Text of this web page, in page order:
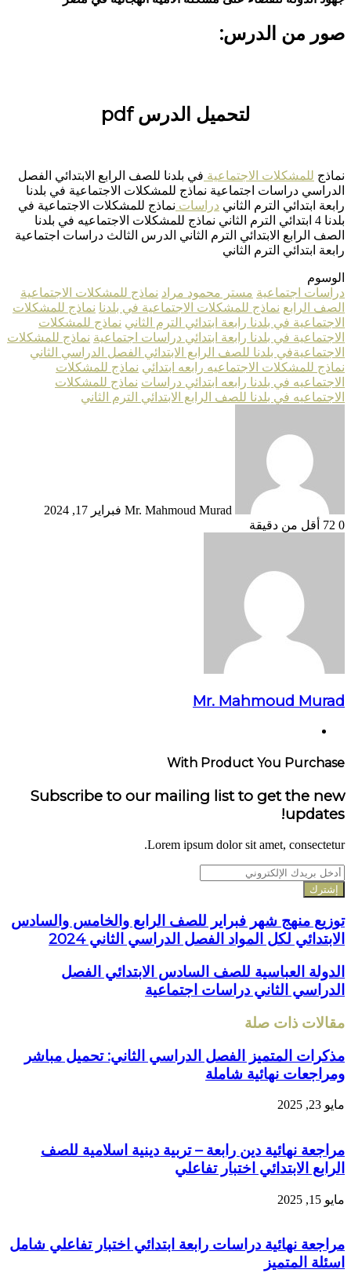
صور من الدرس:
لتحميل الدرس pdf
نماذج للمشكلات الاجتماعية في بلدنا للصف الرابع الابتدائي الفصل
الدراسي دراسات اجتماعية نماذج للمشكلات الاجتماعية في بلدنا
رابعة ابتدائي الترم الثاني دراسات نماذج للمشكلات الاجتماعية في
بلدنا 4 ابتدائي الترم الثاني نماذج للمشكلات الاجتماعيه في بلدنا
الصف الرابع الابتدائي الترم الثاني الدرس الثالث دراسات اجتماعية
رابعة ابتدائي الترم الثاني
الوسوم
دراسات اجتماعية مستر محمود مراد نماذج للمشكلات الاجتماعية
الصف الرابع نماذج للمشكلات الاجتماعية في بلدنا نماذج للمشكلات
الاجتماعية في بلدنا رابعة ابتدائي الترم الثاني نماذج للمشكلات
الاجتماعية في بلدنا رابعة ابتدائي دراسات اجتماعية نماذج للمشكلات
الاجتماعيةفي بلدنا للصف الرابع الابتدائي الفصل الدراسي الثاني
نماذج للمشكلات الاجتماعيه رابعه ابتدائي نماذج للمشكلات
الاجتماعيه في بلدنا رابعه ابتدائي دراسات نماذج للمشكلات
الاجتماعيه في بلدنا للصف الرابع الابتدائي الترم الثاني
Mr. Mahmoud Murad فبراير 17, 2024
0
أقل من دقيقة
Mr. Mahmoud Murad
With Product You Purchase
Subscribe to our mailing list to get the new
updates!
Lorem ipsum dolor sit amet, consectetur.
أدخل
بريدك
الإلكتروني
توزيع منهج شهر فبراير للصف الرابع والخامس والسادس
الابتدائي لكل المواد الفصل الدراسي الثاني 2024
الدولة العباسية للصف السادس الابتدائي الفصل
الدراسي الثاني دراسات اجتماعية
مقالات ذات صلة
مذكرات المتميز الفصل الدراسي الثاني: تحميل مباشر
ومراجعات نهائية شاملة
مايو 23, 2025
مراجعة نهائية دين رابعة – تربية دينية اسلامية للصف
الرابع الابتدائي اختبار تفاعلي
مايو 15, 2025
مراجعة نهائية دراسات رابعة ابتدائي اختبار تفاعلي شامل
اسئلة المتميز